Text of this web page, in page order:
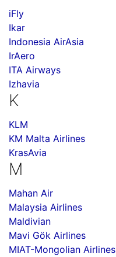
iFly
Ikar
Indonesia AirAsia
IrAero
ITA Airways
Izhavia
K
KLM
KM Malta Airlines
KrasAvia
M
Mahan Air
Malaysia Airlines
Maldivian
Mavi Gök Airlines
MIAT-Mongolian Airlines